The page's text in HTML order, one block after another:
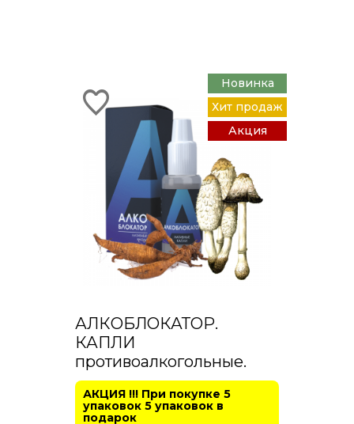
Новинка
Хит продаж
Акция
АЛКОБЛОКАТОР.
КАПЛИ
противоалкогольные.
АКЦИЯ !!! При покупке 5
упаковок 5 упаковок в
подарок